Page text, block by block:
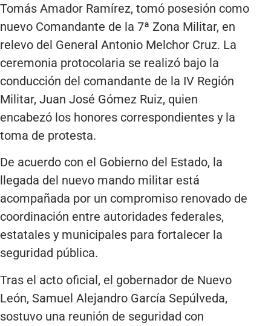
Tomás Amador Ramírez, tomó posesión como
nuevo Comandante de la 7ª Zona Militar, en
relevo del General Antonio Melchor Cruz. La
ceremonia protocolaria se realizó bajo la
conducción del comandante de la IV Región
Militar, Juan José Gómez Ruiz, quien
encabezó los honores correspondientes y la
toma de protesta.
De acuerdo con el Gobierno del Estado, la
llegada del nuevo mando militar está
acompañada por un compromiso renovado de
coordinación entre autoridades federales,
estatales y municipales para fortalecer la
seguridad pública.
Tras el acto oficial, el gobernador de Nuevo
León, Samuel Alejandro García Sepúlveda,
sostuvo una reunión de seguridad con